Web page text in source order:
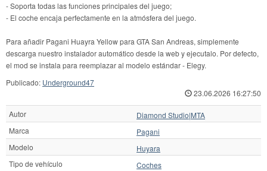
- Soporta todas las funciones principales del juego;
- El coche encaja perfectamente en la atmósfera del juego.
Para añadir Pagani Huayra Yellow para GTA San Andreas, simplemente
descarga nuestro instalador automático desde la web y ejecutalo. Por defecto,
el mod se instala para reemplazar al modelo estándar - Elegy.
Publicado: Underground47
23.06.2026 16:27:50
Autor
Diamond Studio|MTA
Marca
Pagani
Modelo
Huyara
Tipo de vehículo
Coches